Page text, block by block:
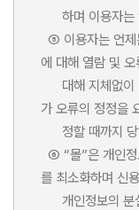
하며 이용자는
⑤ 이용자는 언제
에 대해 열람 및
대해 지체없이
가 오류의 정정을
정할 때까지 당
⑥ “몰”은 개인정
를 최소화하며 신
개인정보의 분